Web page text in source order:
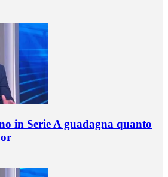
in Serie A guadagna quanto